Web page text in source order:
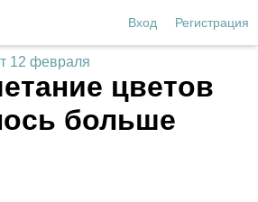
Вход Регистрация
12 февраля
цветов
больше